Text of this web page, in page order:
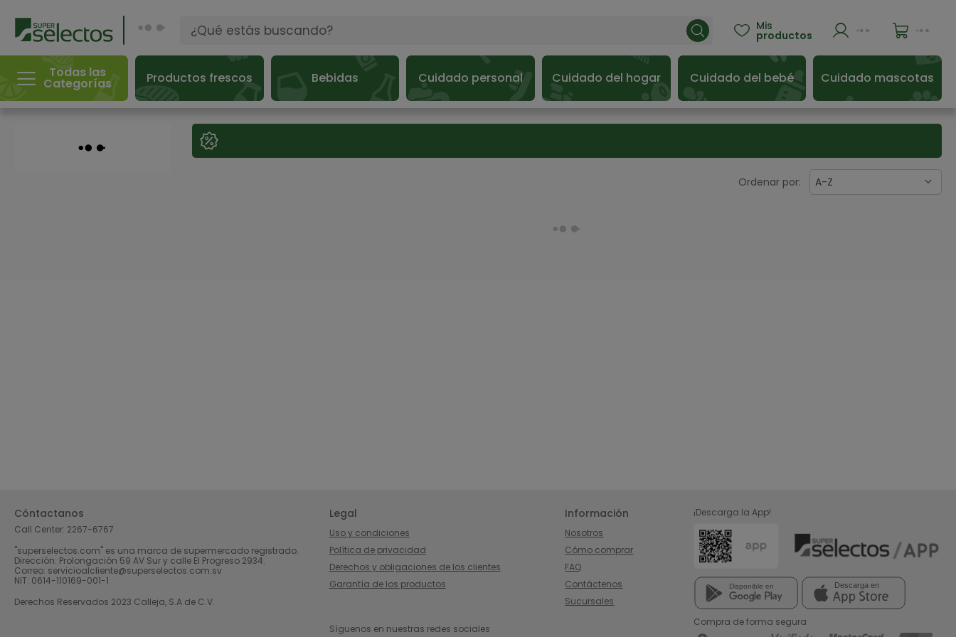
 Mis
productos
Todas las
Categorías Productos frescos Bebidas Cuidado personal Cuidado del hogar Cuidado del bebé Cuidado mascotas
Ordenar por: A-Z
Cóntactanos
Call Center: 2267-6767
"superselectos.com" es una marca de supermercado registrado.
Dirección: Prolongación 59 AV Sur y calle El Progreso 2934.
Correo: servicioalcliente@superselectos.com.sv
NIT: 0614-110169-001-1
Derechos Reservados 2023 Calleja, S.A de C.V.
Legal
Uso y condiciones
Política de privacidad
Derechos y obligaciones de los clientes
Garantía de los productos
Información
Nosotros
Cómo comprar
FAQ
Contáctenos
Sucursales
Síguenos en nuestras redes sociales
¡Descarga la App!
Compra de forma segura